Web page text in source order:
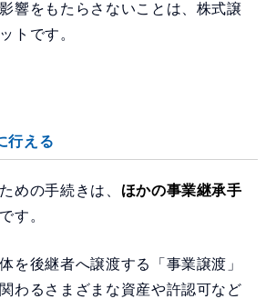
響をもたらさないことは、株式譲
トです。
行える
めの手続きは、 ほかの事業継承手
です。
を後継者へ譲渡する「事業譲渡」
わるさまざまな資産や許認可など